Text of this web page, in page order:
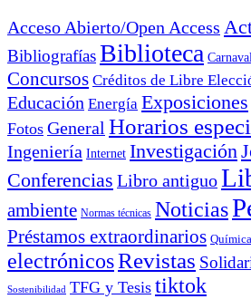
Acceso Abierto/Open Access
BibliografíasBiblioteca
Concursos Créditos de Libre
Educación Energía Exposiciones
Fotos General Horarios
Ingeniería Internet Investigación
Conferencias Libro antiguo
ambiente Normas técnicas Noticias
Préstamos extraordinarios Química
electrónicosRevistas
Sostenibilidad TFG y Tesis tiktok